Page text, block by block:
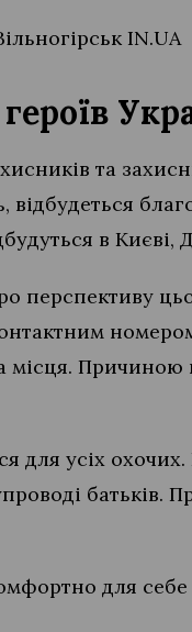
IN.UA
та
відбудеться
в Києві,
перспективу
місця.
для усіх охочих.
батьків.
для